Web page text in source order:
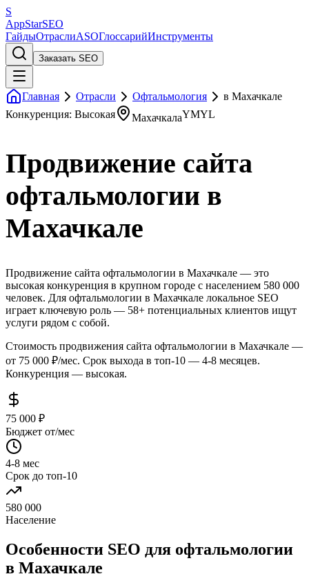
S
AppStarSEO
ГайдыОтраслиASOГлоссарийИнструменты
Заказать SEO
Главная Отрасли Офтальмология
в Махачкале
Конкуренция: Высокая
МахачкалаYMYL
Продвижение сайта
офтальмологии в
Махачкале
Продвижение сайта офтальмологии в Махачкале — это
высокая конкуренция в крупном городе с населением 580 000
человек. Для офтальмологии в Махачкале локальное SEO
играет ключевую роль — 58+ потенциальных клиентов ищут
услуги рядом с собой.
Стоимость продвижения сайта офтальмологии в Махачкале —
от 75 000 ₽/мес. Срок выхода в топ-10 — 4-8 месяцев.
Конкуренция — высокая.
75 000 ₽
Бюджет от/мес
4-8 мес
Срок до топ-10
580 000
Население
Особенности SEO для офтальмологии
в Махачкале